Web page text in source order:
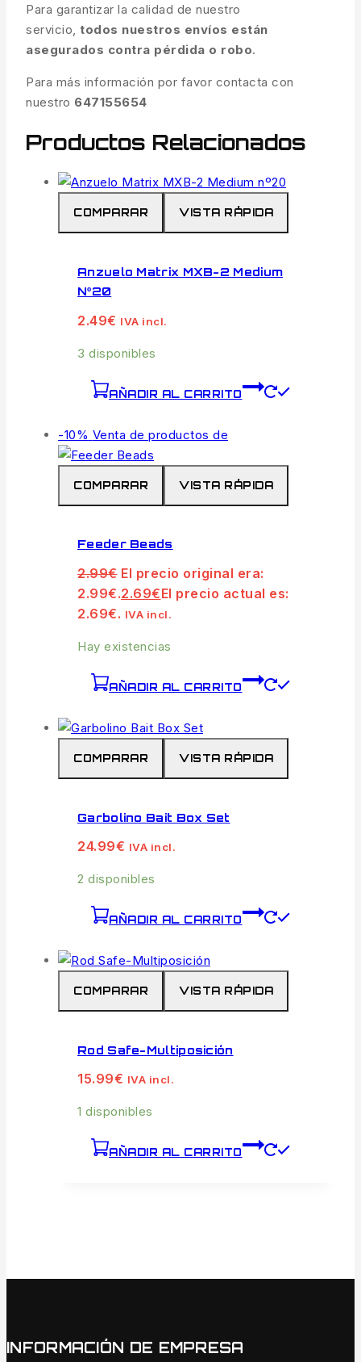
Para garantizar la calidad de nuestro
servicio, todos nuestros envíos están
asegurados contra pérdida o robo.
Para más información por favor contacta con
nuestro 647155654
Productos Relacionados
COMPARAR VISTA RÁPIDA
Anzuelo Matrix MXB-2 Medium
Nº20
2.49€ IVA incl.
3 disponibles
AÑADIR AL CARRITO
-10% Venta de productos de
COMPARAR VISTA RÁPIDA
Feeder Beads
2.99€ El precio original era:
2.99€.2.69€El precio actual es:
2.69€. IVA incl.
Hay existencias
AÑADIR AL CARRITO
COMPARAR VISTA RÁPIDA
Garbolino Bait Box Set
24.99€ IVA incl.
2 disponibles
AÑADIR AL CARRITO
COMPARAR VISTA RÁPIDA
Rod Safe-Multiposición
15.99€ IVA incl.
1 disponibles
AÑADIR AL CARRITO
INFORMACIÓN DE EMPRESA